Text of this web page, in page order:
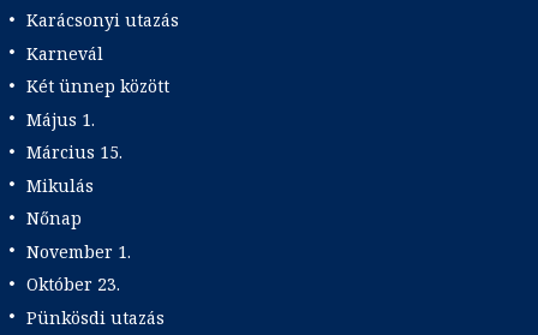
Karácsonyi utazás
Karnevál
Két ünnep között
Május 1.
Március 15.
Mikulás
Nőnap
November 1.
Október 23.
Pünkösdi utazás